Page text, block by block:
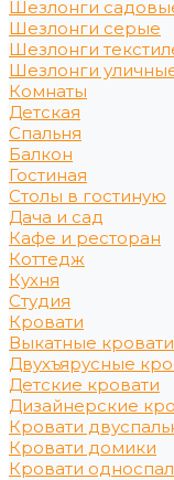
Шезлонги
Шезлонги серые
Шезлонги
Шезлонги
Комнаты
Детская
Спальня
Балкон
Гостиная
Столы в гостиную
Дача и сад
Кафе и ресторан
Коттедж
Кухня
Студия
Кровати
Выкатные кровати
Двухъярусные
Детские кровати
Дизайнерские
Кровати
Кровати домики
Кровати